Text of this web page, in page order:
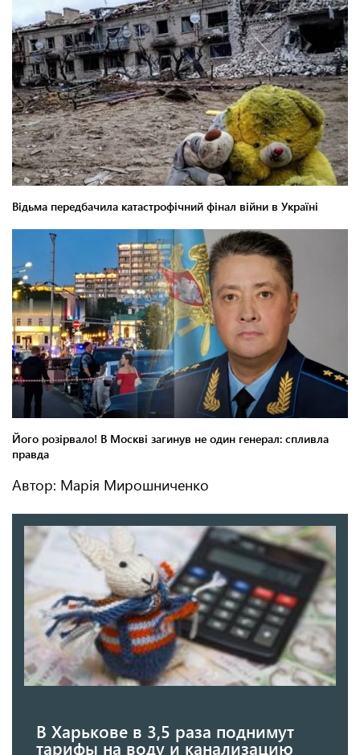
Автор: Марія Мирошниченко
В Харькове в 3,5 раза поднимут
тарифы на воду и канализацию